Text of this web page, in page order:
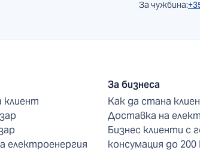
За чужбина:
клиент
електроенергия
За бизнеса
Как да стана
Доставка на
Бизнес клиенти с
консумация до